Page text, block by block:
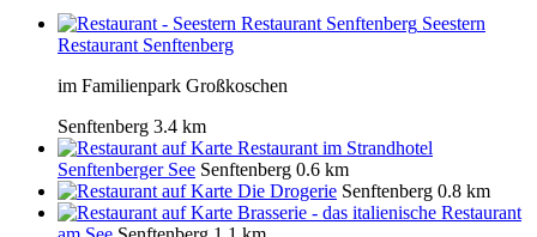
Seestern
Restaurant Senftenberg
im Familienpark Großkoschen
Senftenberg 3.4 km
Restaurant im Strandhotel
Senftenberger See Senftenberg 0.6 km
Die Drogerie Senftenberg 0.8 km
Brasserie - das italienische Restaurant